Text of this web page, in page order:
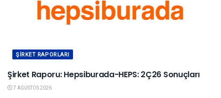
ŞIRKET RAPORLARI
Şirket Raporu: Hepsiburada-HEPS: 2Ç26 Sonuçları
7 AĞUSTOS 2026